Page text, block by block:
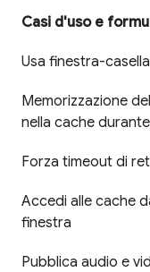
Casi d'uso e
Usa finestra-
Memorizzazione
nella cache
Forza timeout di
Accedi alle cache
finestra
Pubblica audio e